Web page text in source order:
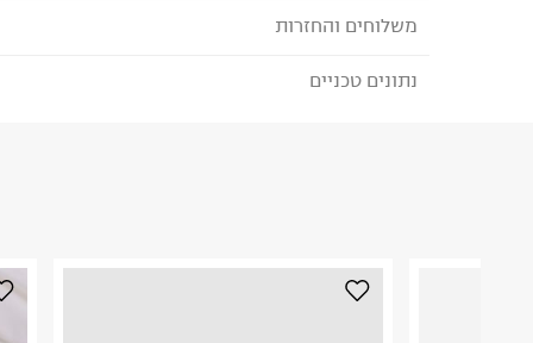
משלוחים והחזרות
לבחירת בשיטת המשלוח המתאימה לכם,
לפני החזרת החבילה, חשוב להדביק את מדבקת
נתונים טכניים